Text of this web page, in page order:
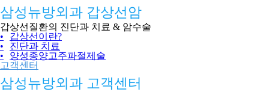
삼성뉴방외과 갑상선암
갑상선질환의 진단과 치료 & 암수술
•
갑상선이란?
•
진단과 치료
•
양성종양고주파절제술
고객센터
삼성뉴방외과 고객센터